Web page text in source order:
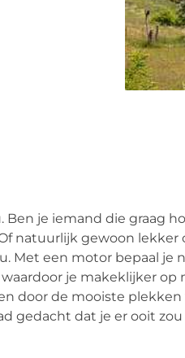
Ben je iemand die graag
natuurlijk gewoon
Met een motor bepaal je
je makeklijker
door de mooiste plekken
gedacht dat je er ooit